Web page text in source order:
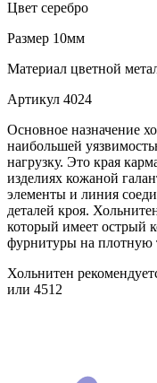
Цвет серебро
Размер 10мм
Материал цветной
Артикул 4024
Основное назначение
наибольшей
нагрузку. Это края
изделиях кожаной
элементы и линия
деталей кроя.
который имеет острый
фурнитуры на плотную
Хольнитен
или 4512